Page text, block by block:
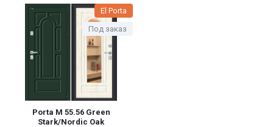
Под заказ
El Porta
Porta M 55.56 Green
Stark/Nordic Oak